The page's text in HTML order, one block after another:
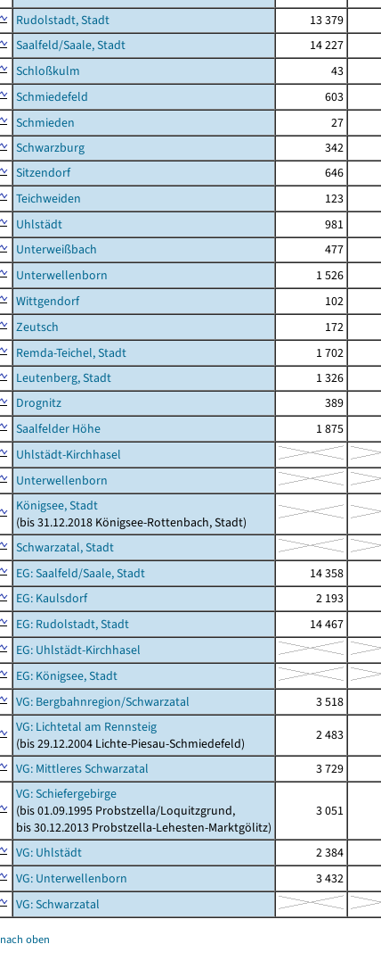
Rudolstadt, Stadt
13 379
Saalfeld/Saale, Stadt
14 227
Schloßkulm
43
Schmiedefeld
603
Schmieden
27
Schwarzburg
342
Sitzendorf
646
Teichweiden
123
Uhlstädt
981
Unterweißbach
477
Unterwellenborn
1 526
Wittgendorf
102
Zeutsch
172
Remda-Teichel, Stadt
1 702
Leutenberg, Stadt
1 326
Drognitz
389
Saalfelder Höhe
1 875
Uhlstädt-Kirchhasel
Unterwellenborn
Königsee, Stadt
(bis 31.12.2018 Königsee-Rottenbach, Stadt)
Schwarzatal, Stadt
EG: Saalfeld/Saale, Stadt
14 358
EG: Kaulsdorf
2 193
EG: Rudolstadt, Stadt
14 467
EG: Uhlstädt-Kirchhasel
EG: Königsee, Stadt
VG: Bergbahnregion/Schwarzatal
3 518
VG: Lichtetal am Rennsteig
(bis 29.12.2004 Lichte-Piesau-Schmiedefeld)
2 483
VG: Mittleres Schwarzatal
3 729
VG: Schiefergebirge
(bis 01.09.1995 Probstzella/Loquitzgrund,
bis 30.12.2013 Probstzella-Lehesten-Marktgölitz)
3 051
VG: Uhlstädt 2 384
VG: Unterwellenborn
3 432
VG: Schwarzatal
nach oben